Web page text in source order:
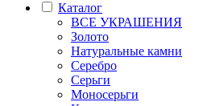
Каталог
ВСЕ УКРАШЕНИЯ
Золото
Натуральные камни
Серебро
Серьги
Моносерьги